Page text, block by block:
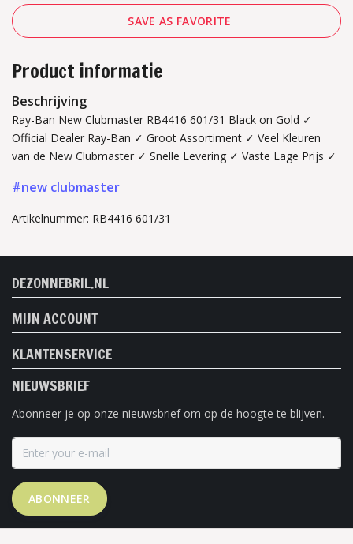
SAVE AS FAVORITE
Product informatie
Beschrijving
Ray-Ban New Clubmaster RB4416 601/31 Black on Gold ✓
Official Dealer Ray-Ban ✓ Groot Assortiment ✓ Veel Kleuren
van de New Clubmaster ✓ Snelle Levering ✓ Vaste Lage Prijs ✓
#new clubmaster
Artikelnummer: RB4416 601/31
DEZONNEBRIL.NL
MIJN ACCOUNT
KLANTENSERVICE
NIEUWSBRIEF
Abonneer je op onze nieuwsbrief om op de hoogte te blijven.
ABONNEER